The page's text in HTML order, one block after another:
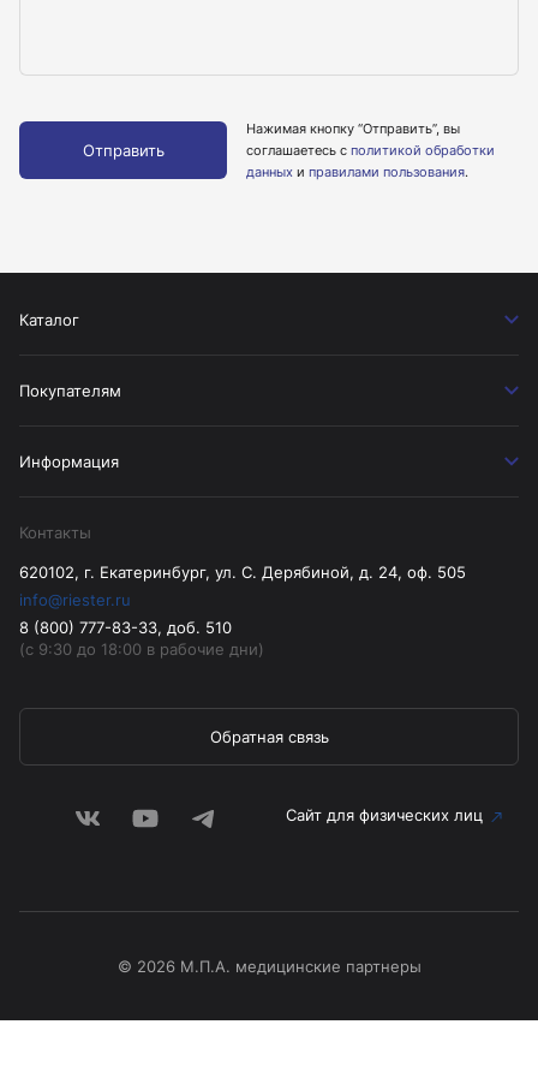
Отправить
Нажимая кнопку “Отправить”, вы
соглашаетесь сполитикой обработки
данных иправилами пользования.
Каталог
Покупателям
Информация
Контакты
620102, г. Екатеринбург, ул. С. Дерябиной, д. 24, оф. 505
info@riester.ru
8 (800) 777-83-33, доб. 510
(с 9:30 до 18:00 в рабочие дни)
Обратная связь
Сайт для физических лиц
© 2026 М.П.А. медицинские партнеры